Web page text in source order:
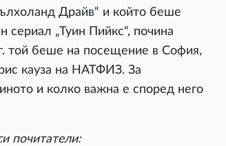
Драйв“ и който беше
сериал „Туин Пийкс“, почина
той беше на посещение в София,
кауза на НАТФИЗ. За
и колко важна е според него
почитатели: